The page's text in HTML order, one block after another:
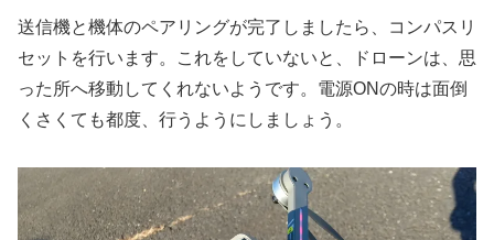
送信機と機体のペアリングが完了しましたら、コンパスリ
セットを行います。これをしていないと、ドローンは、思
った所へ移動してくれないようです。電源ONの時は面倒
くさくても都度、行うようにしましょう。